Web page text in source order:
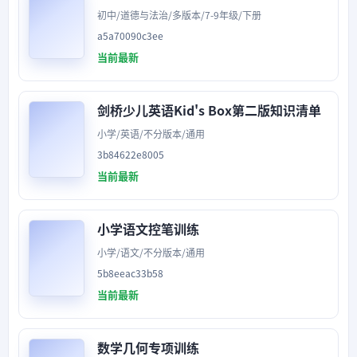
初中/道德与法治/多版本/7-9年级/下册
a5a70090c3ee
当前最新
剑桥少儿英语Kid's Box第二版知识清单
小学/英语/不分版本/通用
3b84622e8005
当前最新
小学语文控笔训练
小学/语文/不分版本/通用
5b8eeac33b58
当前最新
数学几何专项训练